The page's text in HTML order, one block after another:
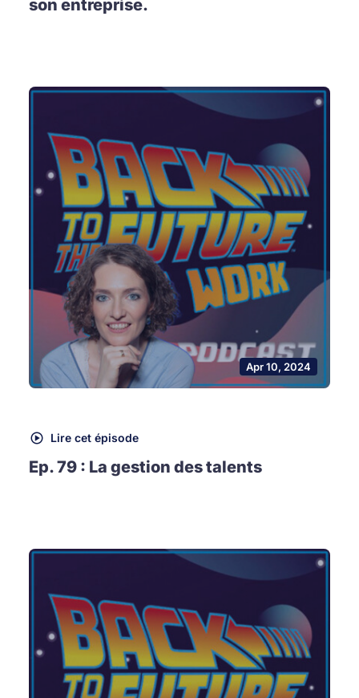
son entreprise.
Apr 10, 2024
Lire cet épisode
Ep. 79 : La gestion des talents